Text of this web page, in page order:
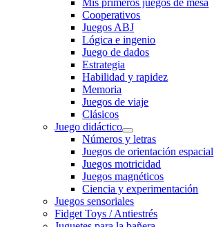
Mis primeros juegos de mesa
Cooperativos
Juegos ABJ
Lógica e ingenio
Juego de dados
Estrategia
Habilidad y rapidez
Memoria
Juegos de viaje
Clásicos
Juego didáctico
Números y letras
Juegos de orientación espacial
Juegos motricidad
Juegos magnéticos
Ciencia y experimentación
Juegos sensoriales
Fidget Toys / Antiestrés